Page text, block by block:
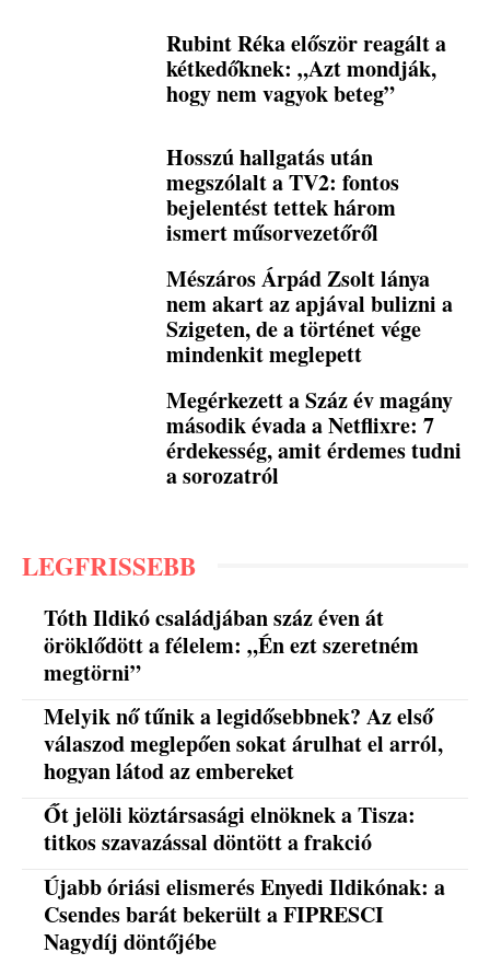
Rubint Réka először reagált a
kétkedőknek: „Azt mondják,
hogy nem vagyok beteg”
Hosszú hallgatás után
megszólalt a TV2: fontos
bejelentést tettek három
ismert műsorvezetőről
Mészáros Árpád Zsolt lánya
nem akart az apjával bulizni a
Szigeten, de a történet vége
mindenkit meglepett
Megérkezett a Száz év magány
második évada a Netflixre: 7
érdekesség, amit érdemes tudni
a sorozatról
LEGFRISSEBB
Tóth Ildikó családjában száz éven át
öröklődött a félelem: „Én ezt szeretném
megtörni”
Melyik nő tűnik a legidősebbnek? Az első
válaszod meglepően sokat árulhat el arról,
hogyan látod az embereket
Őt jelöli köztársasági elnöknek a Tisza:
titkos szavazással döntött a frakció
Újabb óriási elismerés Enyedi Ildikónak: a
Csendes barát bekerült a FIPRESCI
Nagydíj döntőjébe